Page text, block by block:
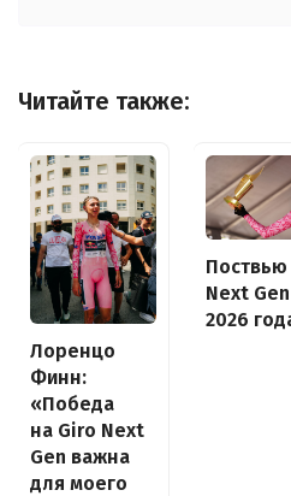
Читайте также:
Лоренцо
Финн:
«Победа
на Giro Next
Gen важна
для моего
Поствью
Next Gen
2026